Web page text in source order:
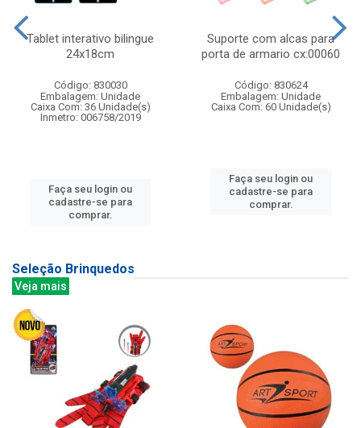
Tablet interativo bilingue
24x18cm
Código: 830030
Embalagem: Unidade
Caixa Com: 36 Unidade(s)
Inmetro: 006758/2019
Faça seu login ou
cadastre-se para
comprar.
Suporte com alcas para
porta de armario cx:00060
Código: 830624
Embalagem: Unidade
Caixa Com: 60 Unidade(s)
Faça seu login ou
cadastre-se para
comprar.
Seleção Brinquedos
Veja mais